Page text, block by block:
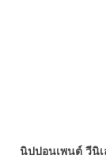
นิปปอนเพนต์ วีนิ